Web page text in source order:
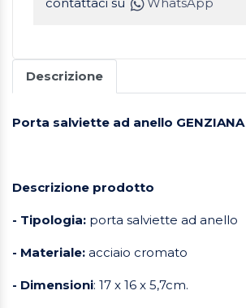
Descrizione
Porta salviette ad anello GENZIANA
Descrizione prodotto
- Tipologia: porta salviette ad anello
- Materiale: acciaio cromato
- Dimensioni: 17 x 16 x 5,7cm.